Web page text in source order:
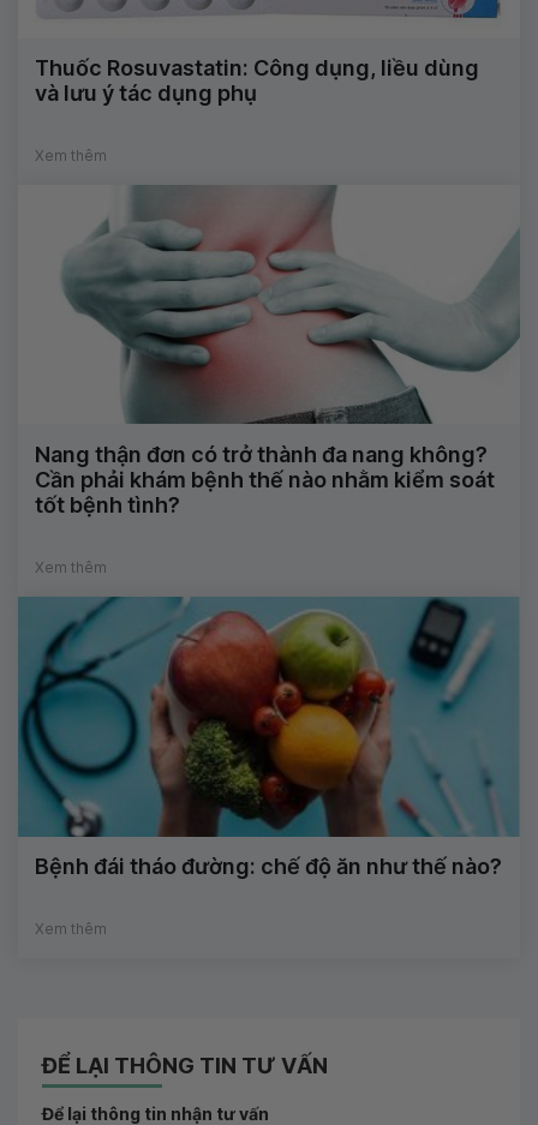
Thuốc Rosuvastatin: Công dụng, liều dùng
và lưu ý tác dụng phụ
Xem thêm
Nang thận đơn có trở thành đa nang không?
Cần phải khám bệnh thế nào nhằm kiểm soát
tốt bệnh tình?
Xem thêm
Bệnh đái tháo đường: chế độ ăn như thế nào?
Xem thêm
ĐỂ LẠI THÔNG TIN TƯ VẤN
Để lại thông tin nhận tư vấn